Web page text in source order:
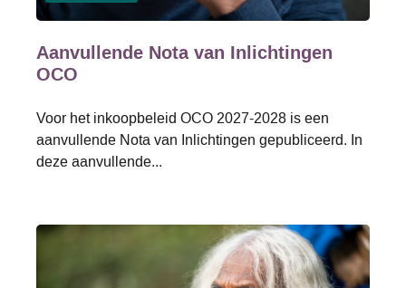
Aanvullende Nota van Inlichtingen
OCO
Voor het inkoopbeleid OCO 2027-2028 is een
aanvullende Nota van Inlichtingen gepubliceerd. In
deze aanvullende...